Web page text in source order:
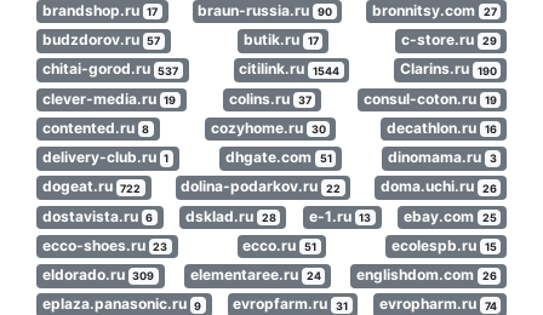
brandshop.ru 17 braun-russia.ru 90 bronnitsy.com 27
budzdorov.ru 57 butik.ru 17 c-store.ru 29
chitai-gorod.ru 537 citilink.ru 1544 Clarins.ru 190
clever-media.ru 19 colins.ru 37 consul-coton.ru 19
contented.ru 8 cozyhome.ru 30 decathlon.ru 16
delivery-club.ru 1 dhgate.com 51 dinomama.ru 3
dogeat.ru 722 dolina-podarkov.ru 22 doma.uchi.ru 26
dostavista.ru 6 dsklad.ru 28 e-1.ru 13 ebay.com 25
ecco-shoes.ru 23 ecco.ru 51 ecolespb.ru 15
eldorado.ru 309 elementaree.ru 24 englishdom.com 26
eplaza.panasonic.ru 9 evropfarm.ru 31 evropharm.ru 74